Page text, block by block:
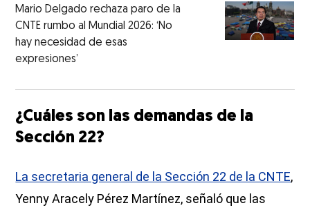
Mario Delgado rechaza paro de la
CNTE rumbo al Mundial 2026: ‘No
hay necesidad de esas
expresiones’
¿Cuáles son las demandas de la
Sección 22?
La secretaria general de la Sección 22 de la CNTE,
Yenny Aracely Pérez Martínez, señaló que las